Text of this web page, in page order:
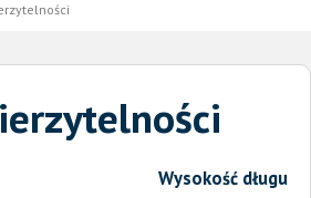
Wysokość długu